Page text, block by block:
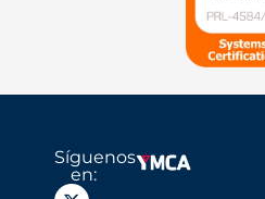
Síguenos
en: